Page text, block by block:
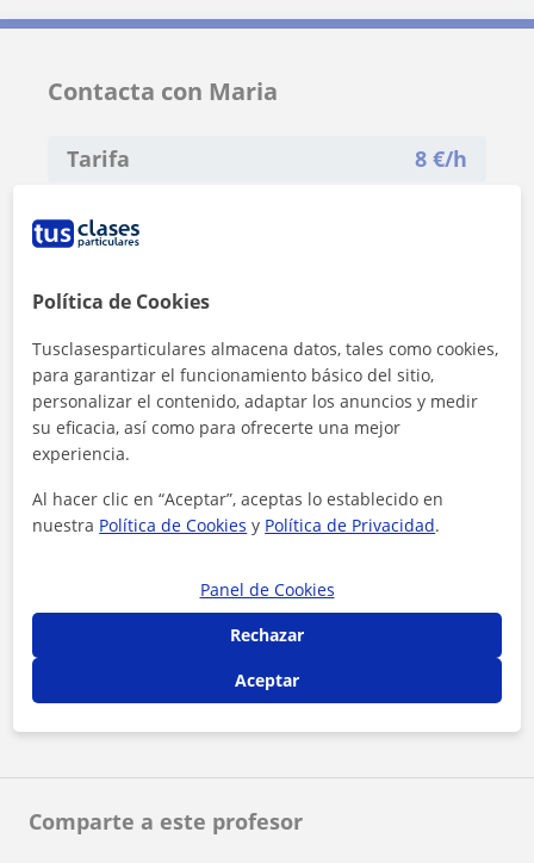
Comparte a este profesor
Contacta con Maria
Tarifa 8 €/h
1ª clase gratis
Al hacer clic, aceptas nuestro aviso legal
Contactar ahora
Política de Cookies
Tusclasesparticulares almacena datos, tales como cookies,
para garantizar el funcionamiento básico del sitio,
personalizar el contenido, adaptar los anuncios y medir
su eficacia, así como para ofrecerte una mejor
experiencia.
Al hacer clic en “Aceptar”, aceptas lo establecido en
nuestra Política de Cookies y Política de Privacidad.
Panel de Cookies
Rechazar
Aceptar